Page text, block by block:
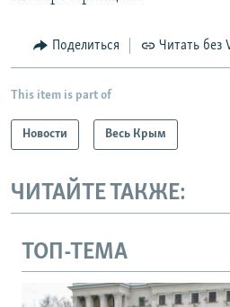
Поделиться Читать без
This item is part of
Новости Весь Крым
ЧИТАЙТЕ ТАКЖЕ:
ТОП-ТЕМА